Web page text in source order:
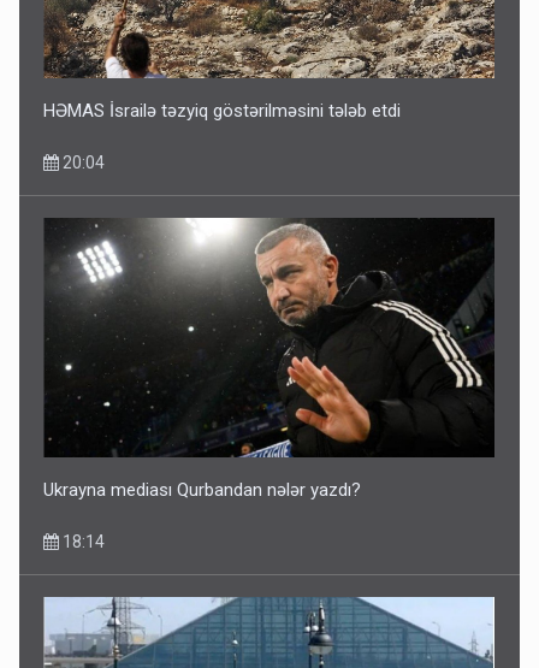
HƏMAS İsrailə təzyiq göstərilməsini tələb etdi
20:04
Ukrayna mediası Qurbandan nələr yazdı?
18:14